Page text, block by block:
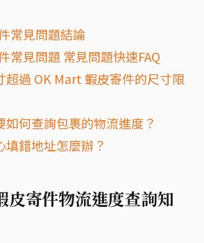
常見問題結論
常見問題 常見問題快速FAQ
超過 OK Mart 蝦皮寄件的尺寸限
如何查詢包裹的物流進度？
填錯地址怎麼辦？
寄件物流進度查詢知